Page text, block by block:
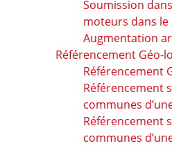
Soumission
moteurs dans
Augmentation
Référencement Géo-
Référencement
Référencement
communes
Référencement
communes